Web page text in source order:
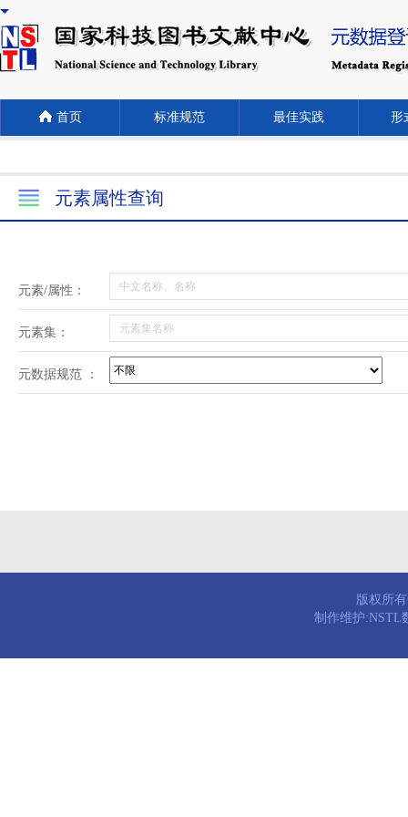
首页 标准规范 最佳实践 形
元素属性查询
元素/属性：
元素集：
元数据规范 ：
版权所
制作维护:NSTL